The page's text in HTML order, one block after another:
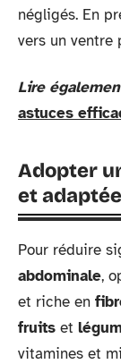
négligés. En
vers un ventre
Lire
astuces
Adopter
et adaptée
Pour réduire
abdominale,
et riche en
fruits et
vitamines et